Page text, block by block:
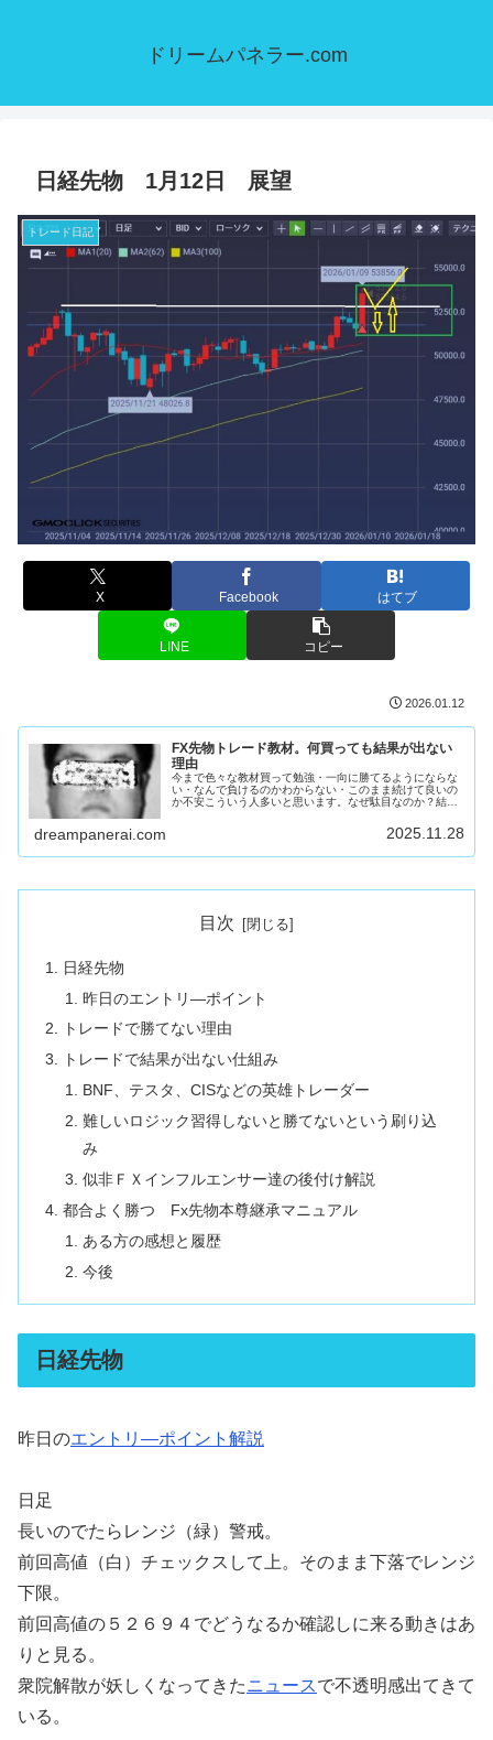
ドリームパネラー.com
日経先物 1月12日 展望
トレード日記
X Facebook はてブ
LINE コピー
2026.01.12
FX先物トレード教材。何買っても結果が出ない
理由
今まで色々な教材買って勉強・一向に勝てるようにならな
い・なんで負けるのかわからない・このまま続けて良いの
か不安こういう人多いと思います。なぜ駄目なのか？結論
dreampanerai.com 2025.11.28
目次
日経先物
昨日のエントリ―ポイント
トレードで勝てない理由
トレードで結果が出ない仕組み
BNF、テスタ、CISなどの英雄トレーダー
難しいロジック習得しないと勝てないという刷り込
み
似非ＦＸインフルエンサー達の後付け解説
都合よく勝つ Fx先物本尊継承マニュアル
ある方の感想と履歴
今後
日経先物
昨日のエントリ―ポイント解説
日足
長いのでたらレンジ（緑）警戒。
前回高値（白）チェックスして上。そのまま下落でレンジ
下限。
前回高値の５２６９４でどうなるか確認しに来る動きはあ
りと見る。
衆院解散が妖しくなってきたニュースで不透明感出てきて
いる。